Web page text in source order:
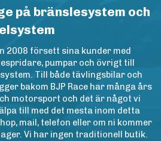
på bränslesystem och
elsystem
2008 försett sina kunder med
pumpar och övrigt till
Till både tävlingsbilar och
bakom BJP Race har många års
motorsport och det är något vi
till med det mesta inom detta
mail, telefon eller om ni kommer
Vi har ingen traditionell butik.